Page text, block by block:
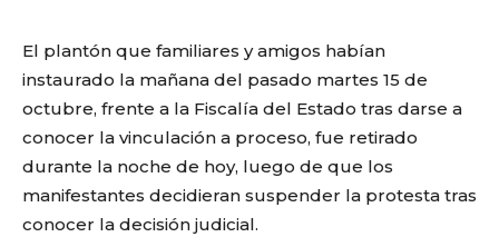
El plantón que familiares y amigos habían
instaurado la mañana del pasado martes 15 de
octubre, frente a la Fiscalía del Estado tras darse a
conocer la vinculación a proceso, fue retirado
durante la noche de hoy, luego de que los
manifestantes decidieran suspender la protesta tras
conocer la decisión judicial.